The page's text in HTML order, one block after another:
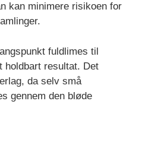
kan minimere risikoen for
fuldlimes til
holdbart resultat. Det
da selv små
gennem den bløde